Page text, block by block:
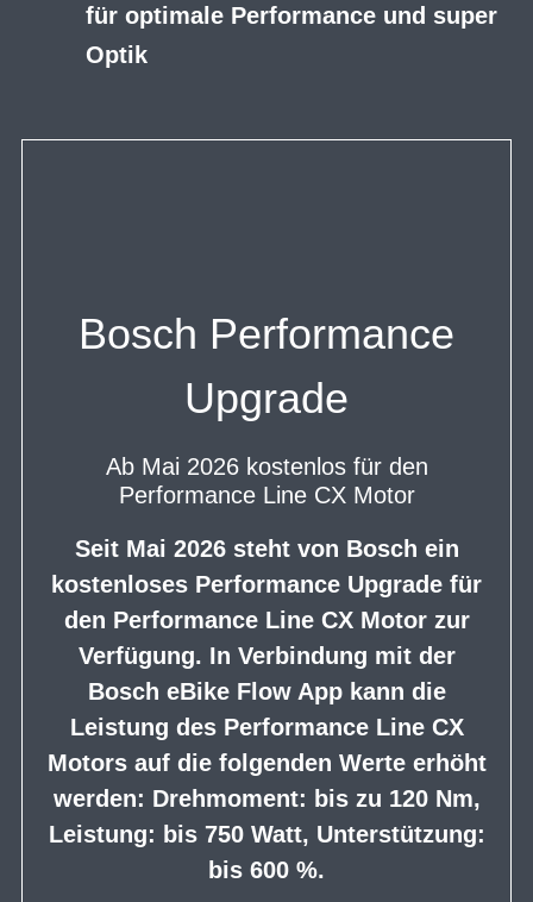
für optimale Performance und super
Optik
Bosch Performance
Upgrade
Ab Mai 2026 kostenlos für den
Performance Line CX Motor
Seit Mai 2026 steht von Bosch ein
kostenloses Performance Upgrade für
den Performance Line CX Motor zur
Verfügung. In Verbindung mit der
Bosch eBike Flow App kann die
Leistung des Performance Line CX
Motors auf die folgenden Werte erhöht
werden: Drehmoment: bis zu 120 Nm,
Leistung: bis 750 Watt, Unterstützung:
bis 600 %.